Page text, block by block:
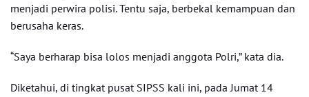
menjadi perwira polisi. Tentu saja, berbekal kemampuan dan
berusaha keras.
“Saya berharap bisa lolos menjadi anggota Polri,” kata dia.
Diketahui, di tingkat pusat SIPSS kali ini, pada Jumat 14